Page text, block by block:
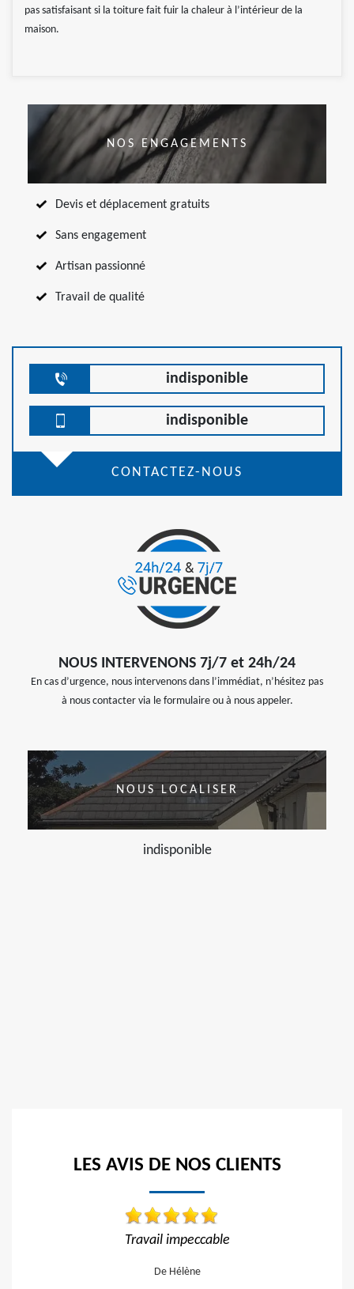
pas satisfaisant si la toiture fait fuir la chaleur à l’intérieur de la
maison.
NOS ENGAGEMENTS
Devis et déplacement gratuits
Sans engagement
Artisan passionné
Travail de qualité
indisponible
indisponible
CONTACTEZ-NOUS
NOUS INTERVENONS 7j/7 et 24h/24
En cas d’urgence, nous intervenons dans l’immédiat, n’hésitez pas
à nous contacter via le formulaire ou à nous appeler.
NOUS LOCALISER
indisponible
LES AVIS DE NOS CLIENTS
Travail impeccable Tarif correct Je